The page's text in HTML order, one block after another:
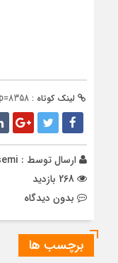
لینک کوتاه :
ارسال توسط :
بدون دیدگاه
برچسب ها